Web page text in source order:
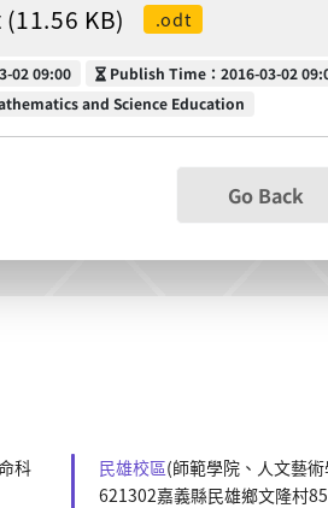
KB) .odt
02 09:00 Publish Time
Publish Time：2016-03-02
and Science Education
Go Back
科
民雄校區(師範學院、人文藝
621302嘉義縣民雄鄉文隆村